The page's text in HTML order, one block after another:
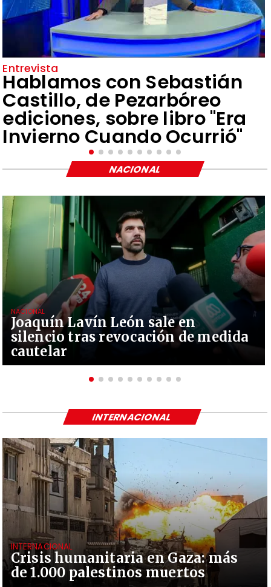
Entrevista
Hablamos con Sebastián
Castillo, de Pezarbóreo
ediciones, sobre libro "Era
Invierno Cuando Ocurrió"
Joaquín Lavín León sale en
silencio tras revocación de medida
cautelar
NACIONAL
NACIONAL
Crisis humanitaria en Gaza: más
de 1.000 palestinos muertos
INTERNACIONAL
INTERNACIONAL